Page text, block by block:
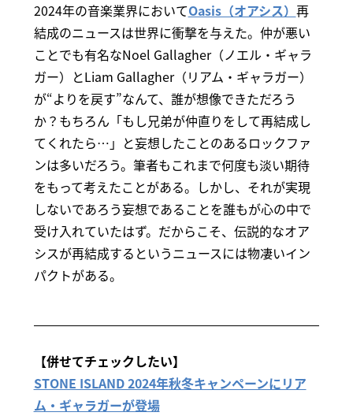
2024年の音楽業界においてOasis（オアシス） 再
結成のニュースは世界に衝撃を与えた。仲が悪い
ことでも有名なNoel Gallagher（ノエル・ギャラ
ガー）とLiam Gallagher（リアム・ギャラガー）
が“よりを戻す”なんて、誰が想像できただろう
か？もちろん「もし兄弟が仲直りをして再結成し
てくれたら…」と妄想したことのあるロックファ
ンは多いだろう。筆者もこれまで何度も淡い期待
をもって考えたことがある。しかし、それが実現
しないであろう妄想であることを誰もが心の中で
受け入れていたはず。だからこそ、伝説的なオア
シスが再結成するというニュースには物凄いイン
パクトがある。
【併せてチェックしたい】
STONE ISLAND 2024年秋冬キャンペーンにリア
ム・ギャラガーが登場